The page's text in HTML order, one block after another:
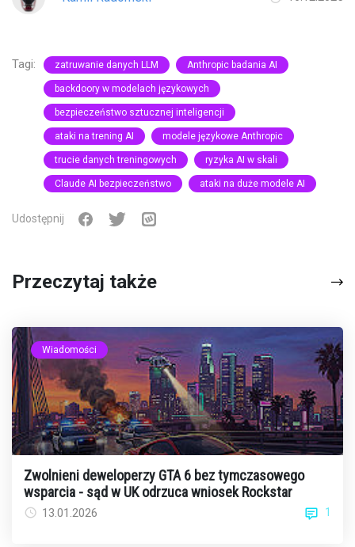
Tagi: zatruwanie danych LLM Anthropic badania AI
backdoory w modelach językowych
bezpieczeństwo sztucznej inteligencji
ataki na trening AI modele językowe Anthropic
trucie danych treningowych ryzyka AI w skali
Claude AI bezpieczeństwo ataki na duże modele AI
Udostępnij
Przeczytaj także
Wiadomości
Zwolnieni deweloperzy GTA 6 bez tymczasowego
wsparcia - sąd w UK odrzuca wniosek Rockstar
13.01.2026 1